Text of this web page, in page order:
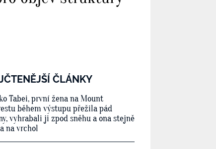
ČLÁNKY
Tabei, první žena na Mount
během výstupu přežila pád
vyhrabali ji zpod sněhu a ona stejně
na vrchol